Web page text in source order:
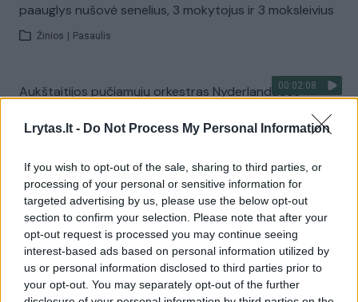
Lrytas.lt - Do Not Process My Personal Information
If you wish to opt-out of the sale, sharing to third parties, or
processing of your personal or sensitive information for
targeted advertising by us, please use the below opt-out
section to confirm your selection. Please note that after your
opt-out request is processed you may continue seeing
interest-based ads based on personal information utilized by
us or personal information disclosed to third parties prior to
your opt-out. You may separately opt-out of the further
paauglys nušovė senelius, 3 mokytojus ir 3 moksleivius
Žinios Pasaulis
00:02:08
Aukštaitijos pučiamųjų orkestras Nyderlanduose
Žinios
Visi įrašai
Žiūrimiausi įrašai